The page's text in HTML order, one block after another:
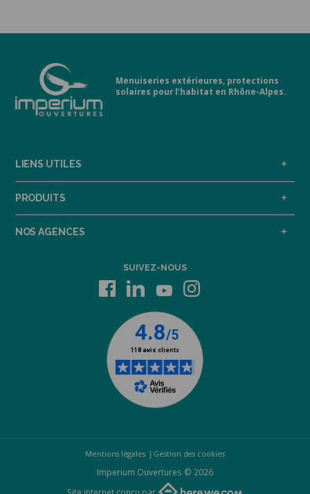
Menuiseries extérieures, protections
solaires pour l’habitat en Rhône-Alpes.
LIENS UTILES
PRODUITS
NOS AGENCES
SUIVEZ-NOUS
Mentions légales Gestion des cookies
Imperium Ouvertures © 2026